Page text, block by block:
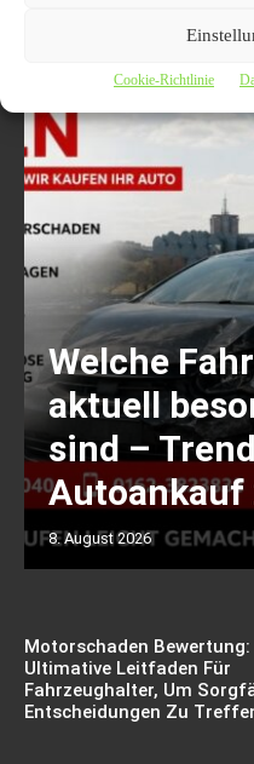
Cookie-Richtlinie
Welche
aktuell
sind –
Autoankauf
8. August 2026
Motorschaden Bewertung:
Ultimative Leitfaden Für
Fahrzeughalter, Um
Entscheidungen Zu